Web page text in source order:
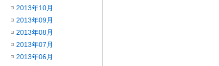
2013年10月
2013年09月
2013年08月
2013年07月
2013年06月